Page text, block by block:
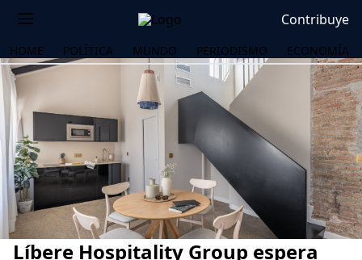
Contribuye
HOME POLÍTICA MUNDO PERIODISMO ECONOMÍA
Líbere Hospitality Group espera